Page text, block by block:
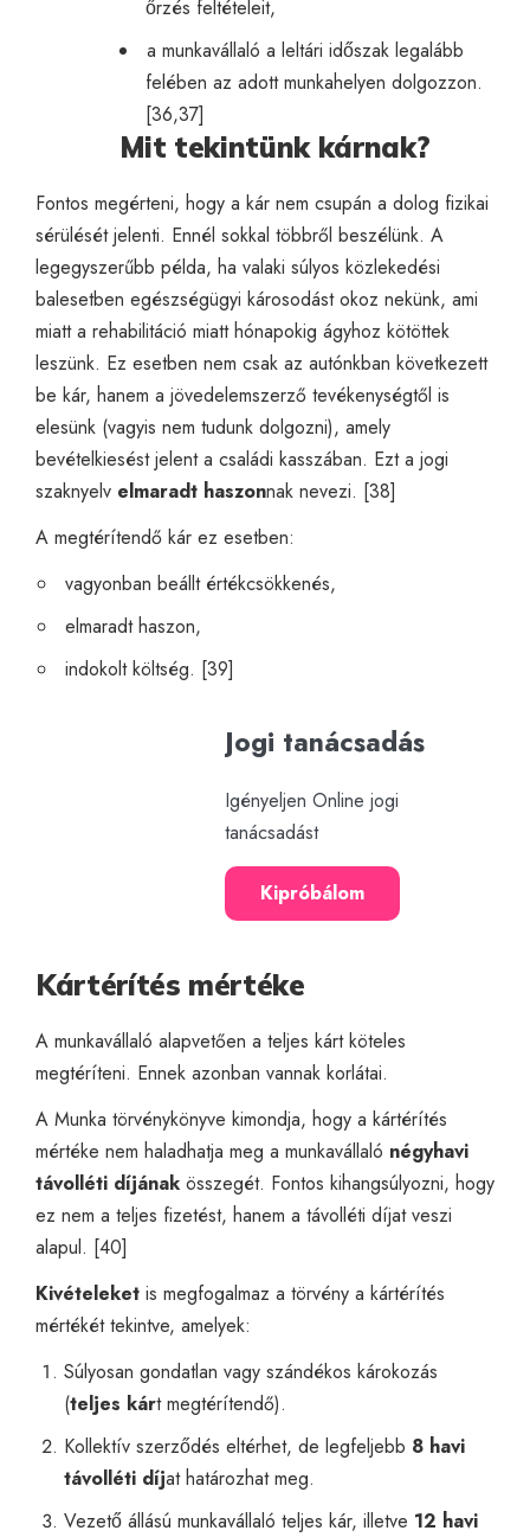
őrzés feltételeit,
a munkavállaló a leltári időszak legalább
felében az adott munkahelyen dolgozzon.
[36,37]
Mit tekintünk kárnak?
Fontos megérteni, hogy a kár nem csupán a dolog fizikai
sérülését jelenti. Ennél sokkal többről beszélünk. A
legegyszerűbb példa, ha valaki súlyos közlekedési
balesetben egészségügyi károsodást okoz nekünk, ami
miatt a rehabilitáció miatt hónapokig ágyhoz kötöttek
leszünk. Ez esetben nem csak az autónkban következett
be kár, hanem a jövedelemszerző tevékenységtől is
elesünk (vagyis nem tudunk dolgozni), amely
bevételkiesést jelent a családi kasszában. Ezt a jogi
szaknyelv elmaradt haszonnak nevezi. [38]
A megtérítendő kár ez esetben:
vagyonban beállt értékcsökkenés,
elmaradt haszon,
indokolt költség. [39]
Jogi tanácsadás
Igényeljen Online jogi
tanácsadást
Kipróbálom
Kártérítés mértéke
A munkavállaló alapvetően a teljes kárt köteles
megtéríteni. Ennek azonban vannak korlátai.
A Munka törvénykönyve kimondja, hogy a kártérítés
mértéke nem haladhatja meg a munkavállaló négyhavi
távolléti díjának összegét. Fontos kihangsúlyozni, hogy
ez nem a teljes fizetést, hanem a távolléti díjat veszi
alapul. [40]
Kivételeket is megfogalmaz a törvény a kártérítés
mértékét tekintve, amelyek:
Súlyosan gondatlan vagy szándékos károkozás
(teljes kárt megtérítendő).
Kollektív szerződés eltérhet, de legfeljebb 8 havi
távolléti díjat határozhat meg.
Vezető állású munkavállaló teljes kár, illetve 12 havi